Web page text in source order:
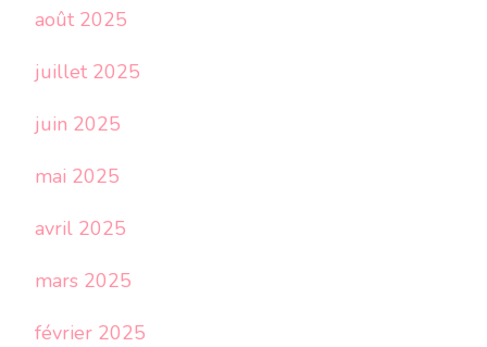
août 2025
juillet 2025
juin 2025
mai 2025
avril 2025
mars 2025
février 2025